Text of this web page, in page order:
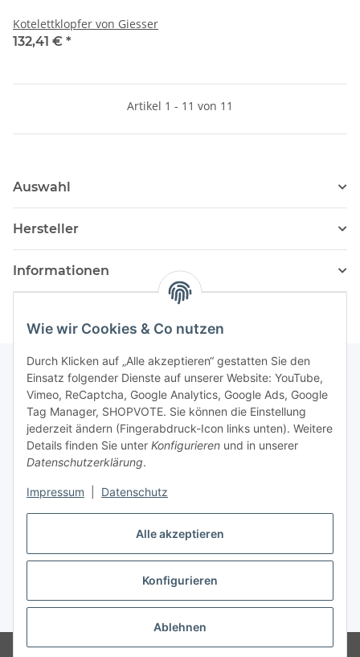
Alle akzeptieren
Konfigurieren
Ablehnen
Wie wir Cookies & Co nutzen
Durch Klicken auf „Alle akzeptieren“ gestatten Sie den
Einsatz folgender Dienste auf unserer Website: YouTube,
Vimeo, ReCaptcha, Google Analytics, Google Ads, Google
Tag Manager, SHOPVOTE. Sie können die Einstellung
jederzeit ändern (Fingerabdruck-Icon links unten). Weitere
Details finden Sie unter Konfigurieren und in unserer
Datenschutzerklärung.
Impressum Datenschutz
Kotelettklopfer von Giesser
132,41 € *
Artikel 1 - 11 von 11
Auswahl
Hersteller
Informationen
Newsletter Abonnieren
Bitte senden Sie mir entsprechend Ihrer
Datenschutzerklärung
regelmäßig und jederzeit widerruflich
Informationen zu Ihrem Produktsortiment per E-Mail zu.
Abonnieren
Newsletter Abonnieren
Vertrag widerrufen
* Alle Preise inkl. gesetzlicher USt., zzgl.Versand